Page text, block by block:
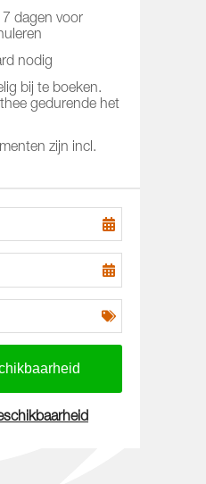
dagen voor
nodig
bij te boeken.
gedurende het
zijn incl.